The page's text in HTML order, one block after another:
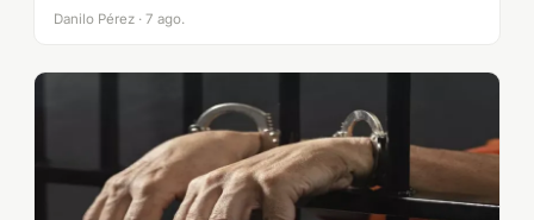
Danilo Pérez · 7 ago.